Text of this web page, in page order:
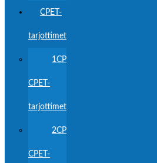
CPET-
tarjottimet
1CP
CPET-
tarjottimet
2CP
CPET-